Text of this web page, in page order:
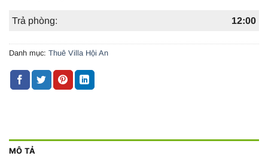
Trả phòng: 12:00
Danh mục: Thuê Villa Hội An
MÔ TẢ